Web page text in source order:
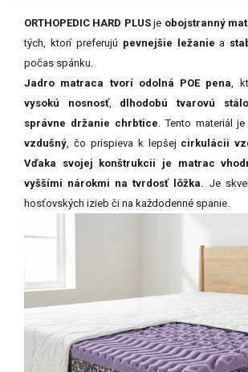
ORTHOPEDIC HARD PLUSje obojstranný
tých, ktorí preferujú pevnejšie ležanie a
počas spánku.
Jadro matraca tvorí odolná POE pena,
vysokú nosnosť, dlhodobú tvarovú
správne držanie chrbtice. Tento materiál je
vzdušný, čo prispieva k lepšej cirkulácii
Vďaka svojej konštrukcii je matrac
vyššími nárokmi na tvrdosť lôžka. Je
hosťovských izieb či na každodenné spanie.